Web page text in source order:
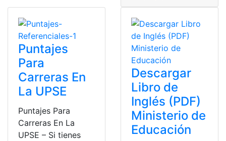
Puntajes
Para
Carreras En
La UPSE
Puntajes Para
Carreras En La
UPSE – Si tienes
Descargar
Libro de
Inglés (PDF)
Ministerio de
Educación